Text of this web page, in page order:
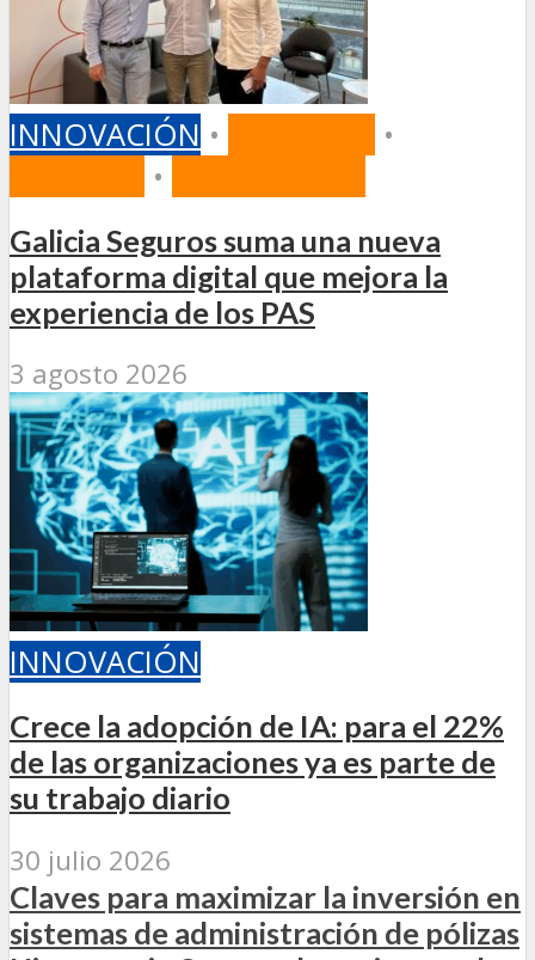
INNOVACIÓN •
•
•
Galicia Seguros suma una nueva
plataforma digital que mejora la
experiencia de los PAS
3 agosto 2026
INNOVACIÓN
Crece la adopción de IA: para el 22%
de las organizaciones ya es parte de
su trabajo diario
30 julio 2026
Claves para maximizar la inversión en
sistemas de administración de pólizas